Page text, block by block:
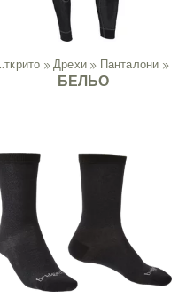
Дейности на открито ‪»Дрехи ‪» Панталони ‪»
БЕЛЬО